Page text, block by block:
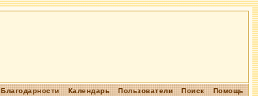
Помощь
Поиск
Пользователи
Календарь
Благодарности